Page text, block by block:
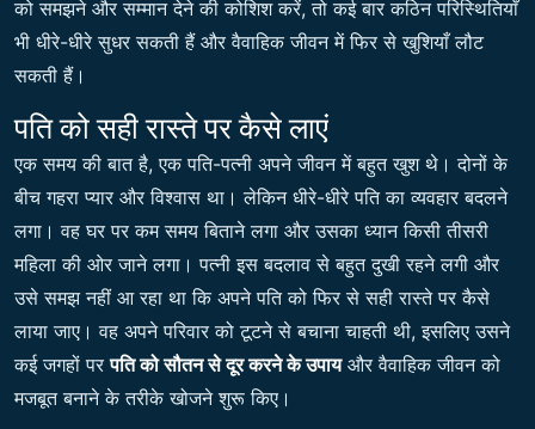
को समझने और सम्मान देने की कोशिश करें, तो कई बार कठिन परिस्थितियाँ
भी धीरे-धीरे सुधर सकती हैं और वैवाहिक जीवन में फिर से खुशियाँ लौट
सकती हैं।
पति को सही रास्ते पर कैसे लाएं
एक समय की बात है, एक पति-पत्नी अपने जीवन में बहुत खुश थे। दोनों के
बीच गहरा प्यार और विश्वास था। लेकिन धीरे-धीरे पति का व्यवहार बदलने
लगा। वह घर पर कम समय बिताने लगा और उसका ध्यान किसी तीसरी
महिला की ओर जाने लगा। पत्नी इस बदलाव से बहुत दुखी रहने लगी और
उसे समझ नहीं आ रहा था कि अपने पति को फिर से सही रास्ते पर कैसे
लाया जाए। वह अपने परिवार को टूटने से बचाना चाहती थी, इसलिए उसने
कई जगहों परपति को सौतन से दूर करने के उपायऔर वैवाहिक जीवन को
मजबूत बनाने के तरीके खोजने शुरू किए।